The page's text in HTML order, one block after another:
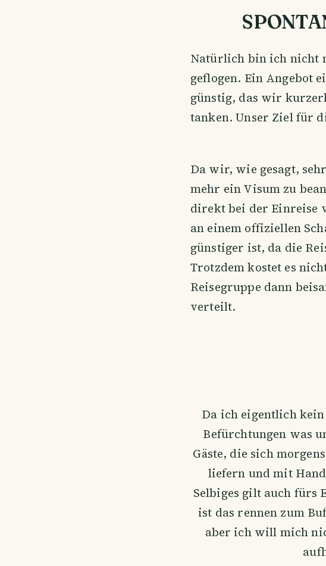
Natürlich bin ich nicht
geflogen. Ein Angebot
günstig, das wir
tanken. Unser Ziel für
Da wir, wie gesagt,
mehr ein Visum zu
direkt bei der Einreise
an einem offiziellen
günstiger ist, da die
Trotzdem kostet es
Reisegruppe dann
verteilt.
Da ich eigentlich
Befürchtungen was
Gäste, die sich
liefern und mit
Selbiges gilt auch fürs
ist das rennen zum
aber ich will mich